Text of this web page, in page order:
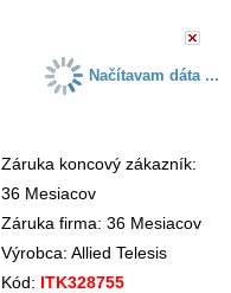
Načítavam dáta ...
Záruka koncový zákazník:
36 Mesiacov
Záruka firma: 36 Mesiacov
Výrobca: Allied Telesis
Kód: ITK328755